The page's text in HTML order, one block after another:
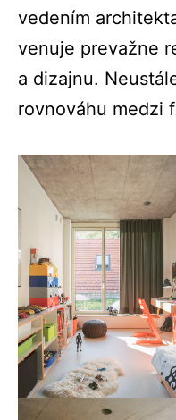
vedením
venuje prevažne
a dizajnu.
rovnováhu medzi